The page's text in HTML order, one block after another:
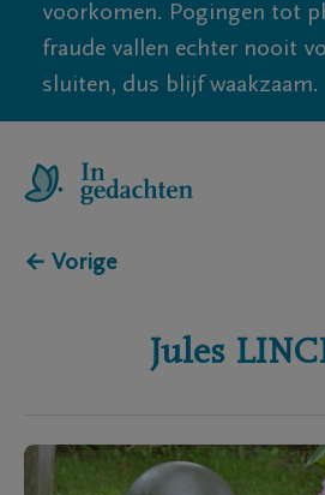
voorkomen. Pogingen tot
fraude vallen echter nooit
sluiten, dus blijf waakzaam.
← Vorige
Jules